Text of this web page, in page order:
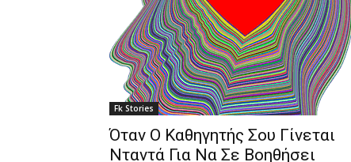
Fk Stories
Όταν Ο Καθηγητής Σου Γίνεται
Νταντά Για Να Σε Βοηθήσει